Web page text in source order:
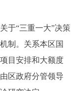
于“三重一大”决策
制。 关系本区国
目安排和大额度
区政府分管领导